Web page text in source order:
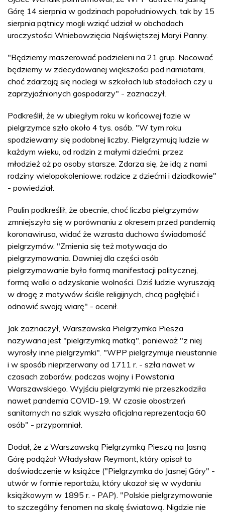
Górę 14 sierpnia w godzinach popołudniowych, tak by 15
sierpnia pątnicy mogli wziąć udział w obchodach
uroczystości Wniebowzięcia Najświętszej Maryi Panny.
"Będziemy maszerować podzieleni na 21 grup. Nocować
będziemy w zdecydowanej większości pod namiotami,
choć zdarzają się noclegi w szkołach lub stodołach czy u
zaprzyjaźnionych gospodarzy" - zaznaczył.
Podkreślił, że w ubiegłym roku w końcowej fazie w
pielgrzymce szło około 4 tys. osób. "W tym roku
spodziewamy się podobnej liczby. Pielgrzymują ludzie w
każdym wieku, od rodzin z małymi dziećmi, przez
młodzież aż po osoby starsze. Zdarza się, że idą z nami
rodziny wielopokoleniowe: rodzice z dziećmi i dziadkowie"
- powiedział.
Paulin podkreślił, że obecnie, choć liczba pielgrzymów
zmniejszyła się w porównaniu z okresem przed pandemią
koronawirusa, widać że wzrasta duchowa świadomość
pielgrzymów. "Zmienia się też motywacja do
pielgrzymowania. Dawniej dla części osób
pielgrzymowanie było formą manifestacji politycznej,
formą walki o odzyskanie wolności. Dziś ludzie wyruszają
w drogę z motywów ściśle religijnych, chcą pogłębić i
odnowić swoją wiarę" - ocenił.
Jak zaznaczył, Warszawska Pielgrzymka Piesza
nazywana jest "pielgrzymką matką", ponieważ "z niej
wyrosły inne pielgrzymki". "WPP pielgrzymuje nieustannie
i w sposób nieprzerwany od 1711 r. - szła nawet w
czasach zaborów, podczas wojny i Powstania
Warszawskiego. Wyjściu pielgrzymki nie przeszkodziła
nawet pandemia COVID-19. W czasie obostrzeń
sanitarnych na szlak wyszła oficjalna reprezentacja 60
osób" - przypomniał.
Dodał, że z Warszawską Pielgrzymką Pieszą na Jasną
Górę podążał Władysław Reymont, który opisał to
doświadczenie w książce ("Pielgrzymka do Jasnej Góry" -
utwór w formie reportażu, który ukazał się w wydaniu
książkowym w 1895 r. - PAP). "Polskie pielgrzymowanie
to szczególny fenomen na skalę światową. Nigdzie nie